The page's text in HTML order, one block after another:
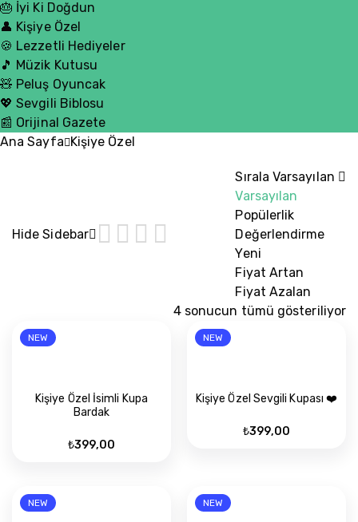
🎂 İyi Ki Doğdun
👤 Kişiye Özel
🍪 Lezzetli Hediyeler
🎵 Müzik Kutusu
🧸 Peluş Oyuncak
💖 Sevgili Biblosu
📰 Orijinal Gazete
Ana Sayfa Kişiye Özel
Hide Sidebar
Sırala Varsayılan
Varsayılan
Popülerlik
Değerlendirme
Yeni
Fiyat Artan
Fiyat Azalan
4 sonucun tümü gösteriliyor
NEW
Kişiye Özel İsimli Kupa
Bardak
₺399,00
NEW
Kişiye Özel Sevgili Kupası ❤️
₺399,00
NEW NEW